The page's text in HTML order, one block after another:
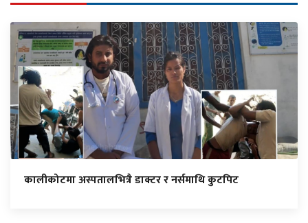
कालीकोटमा अस्पतालभित्रै डाक्टर र नर्समाथि कुटपिट